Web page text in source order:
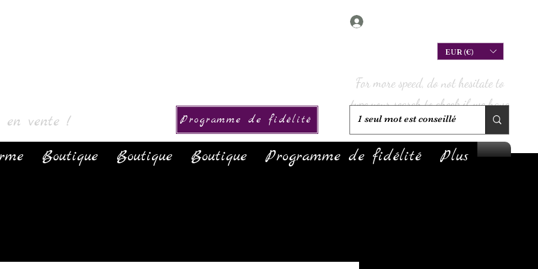
EUR (€)
en vente ! Programme de fidélité
Boutique Boutique Boutique Programme de fidélité Plus
For more speed, do not hesitate to
type your search to check if we have
it in stock!